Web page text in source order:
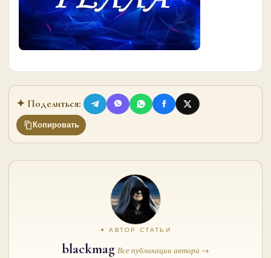
✦ Поделиться:
Копировать
✦ АВТОР СТАТЬИ
blackmag Все публикации автора →